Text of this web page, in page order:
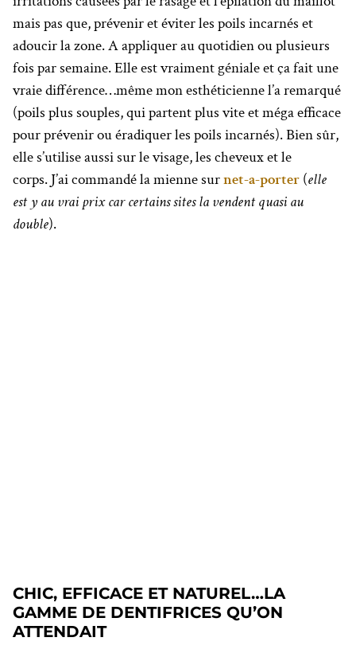
mais pas que, prévenir et éviter les poils incarnés et
adoucir la zone. A appliquer au quotidien ou plusieurs
fois par semaine. Elle est vraiment géniale et ça fait une
vraie différence…même mon esthéticienne l’a remarqué
(poils plus souples, qui partent plus vite et méga efficace
pour prévenir ou éradiquer les poils incarnés). Bien sûr,
elle s’utilise aussi sur le visage, les cheveux et le
corps. J’ai commandé la mienne surnet-a-porter (elle
est y au vrai prix car certains sites la vendent quasi au
double).
CHIC, EFFICACE ET NATUREL…LA
GAMME DE DENTIFRICES QU’ON
ATTENDAIT